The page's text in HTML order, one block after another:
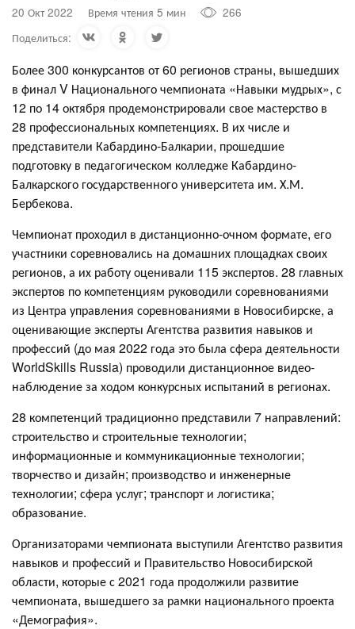
20 Окт 2022 Время чтения 5 мин
266
Поделиться:
Более 300 конкурсантов от 60 регионов страны, вышедших
в финал V Национального чемпионата «Навыки мудрых», с
12 по 14 октября продемонстрировали свое мастерство в
28 профессиональных компетенциях. В их числе и
представители Кабардино-Балкарии, прошедшие
подготовку в педагогическом колледже Кабардино-
Балкарского государственного университета им. Х.М.
Бербекова.
Чемпионат проходил в дистанционно-очном формате, его
участники соревновались на домашних площадках своих
регионов, а их работу оценивали 115 экспертов. 28 главных
экспертов по компетенциям руководили соревнованиями
из Центра управления соревнованиями в Новосибирске, а
оценивающие эксперты Агентства развития навыков и
профессий (до мая 2022 года это была сфера деятельности
WorldSkills Russia) проводили дистанционное видео-
наблюдение за ходом конкурсных испытаний в регионах.
28 компетенций традиционно представили 7 направлений:
строительство и строительные технологии;
информационные и коммуникационные технологии;
творчество и дизайн; производство и инженерные
технологии; сфера услуг; транспорт и логистика;
образование.
Организаторами чемпионата выступили Агентство развития
навыков и профессий и Правительство Новосибирской
области, которые с 2021 года продолжили развитие
чемпионата, вышедшего за рамки национального проекта
«Демография».